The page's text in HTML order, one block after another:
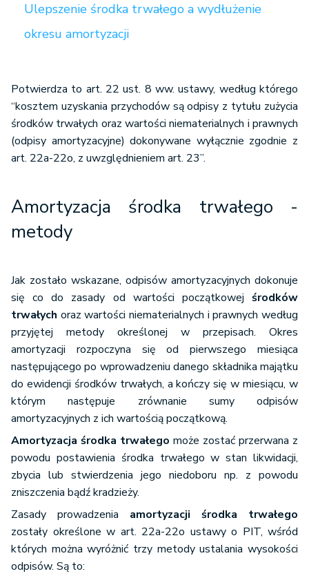
Ulepszenie środka trwałego a wydłużenie
okresu amortyzacji
Potwierdza to art. 22 ust. 8 ww. ustawy, według którego
“kosztem uzyskania przychodów są odpisy z tytułu zużycia
środków trwałych oraz wartości niematerialnych i prawnych
(odpisy amortyzacyjne) dokonywane wyłącznie zgodnie z
art. 22a-22o, z uwzględnieniem art. 23”.
Amortyzacja środka trwałego -
metody
Jak zostało wskazane, odpisów amortyzacyjnych dokonuje
się co do zasady od wartości początkowej środków
trwałych oraz wartości niematerialnych i prawnych według
przyjętej metody określonej w przepisach. Okres
amortyzacji rozpoczyna się od pierwszego miesiąca
następującego po wprowadzeniu danego składnika majątku
do ewidencji środków trwałych, a kończy się w miesiącu, w
którym następuje zrównanie sumy odpisów
amortyzacyjnych z ich wartością początkową.
Amortyzacja środka trwałego może zostać przerwana z
powodu postawienia środka trwałego w stan likwidacji,
zbycia lub stwierdzenia jego niedoboru np. z powodu
zniszczenia bądź kradzieży.
Zasady prowadzenia amortyzacji środka trwałego
zostały określone w art. 22a-22o ustawy o PIT, wśród
których można wyróżnić trzy metody ustalania wysokości
odpisów. Są to: